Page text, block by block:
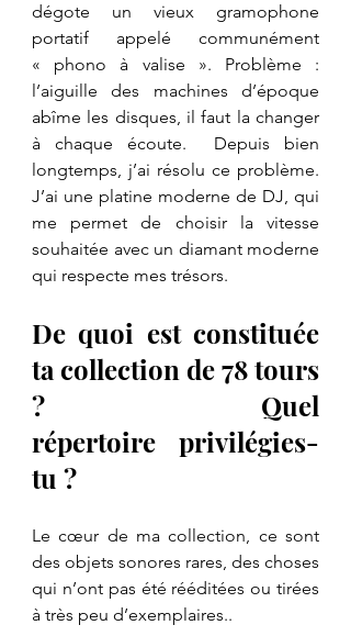
dégote un vieux gramophone
portatif appelé communément
« phono à valise ». Problème :
l’aiguille des machines d’époque
abîme les disques, il faut la changer
à chaque écoute.  Depuis bien
longtemps, j’ai résolu ce problème.
J’ai une platine moderne de DJ, qui
me permet de choisir la vitesse
souhaitée avec un diamant moderne
qui respecte mes trésors.
De quoi est constituée
ta collection de 78 tours
?  Quel
répertoire privilégies-
tu ?
Le cœur de ma collection, ce sont
des objets sonores rares, des choses
qui n’ont pas été rééditées ou tirées
à très peu d’exemplaires..